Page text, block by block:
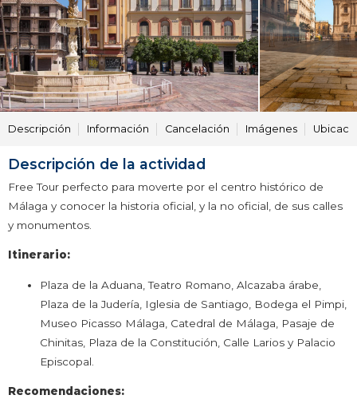
Descripción Información Cancelación Imágenes
Descripción de la actividad
Free Tour perfecto para moverte por el centro histórico de
Málaga y conocer la historia oficial, y la no oficial, de sus calles
y monumentos.
Itinerario:
Plaza de la Aduana, Teatro Romano, Alcazaba árabe,
Plaza de la Judería, Iglesia de Santiago, Bodega el Pimpi,
Museo Picasso Málaga, Catedral de Málaga, Pasaje de
Chinitas, Plaza de la Constitución, Calle Larios y Palacio
Episcopal.
Recomendaciones: